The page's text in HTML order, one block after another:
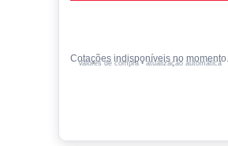
Cotações indisponíveis no momento.
Valores de compra • atualização automática